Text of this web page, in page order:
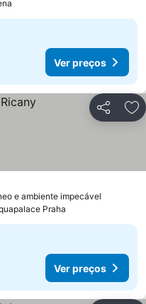
Ver preços
Partilhar
e ambiente impecável
Praha
Ver preços